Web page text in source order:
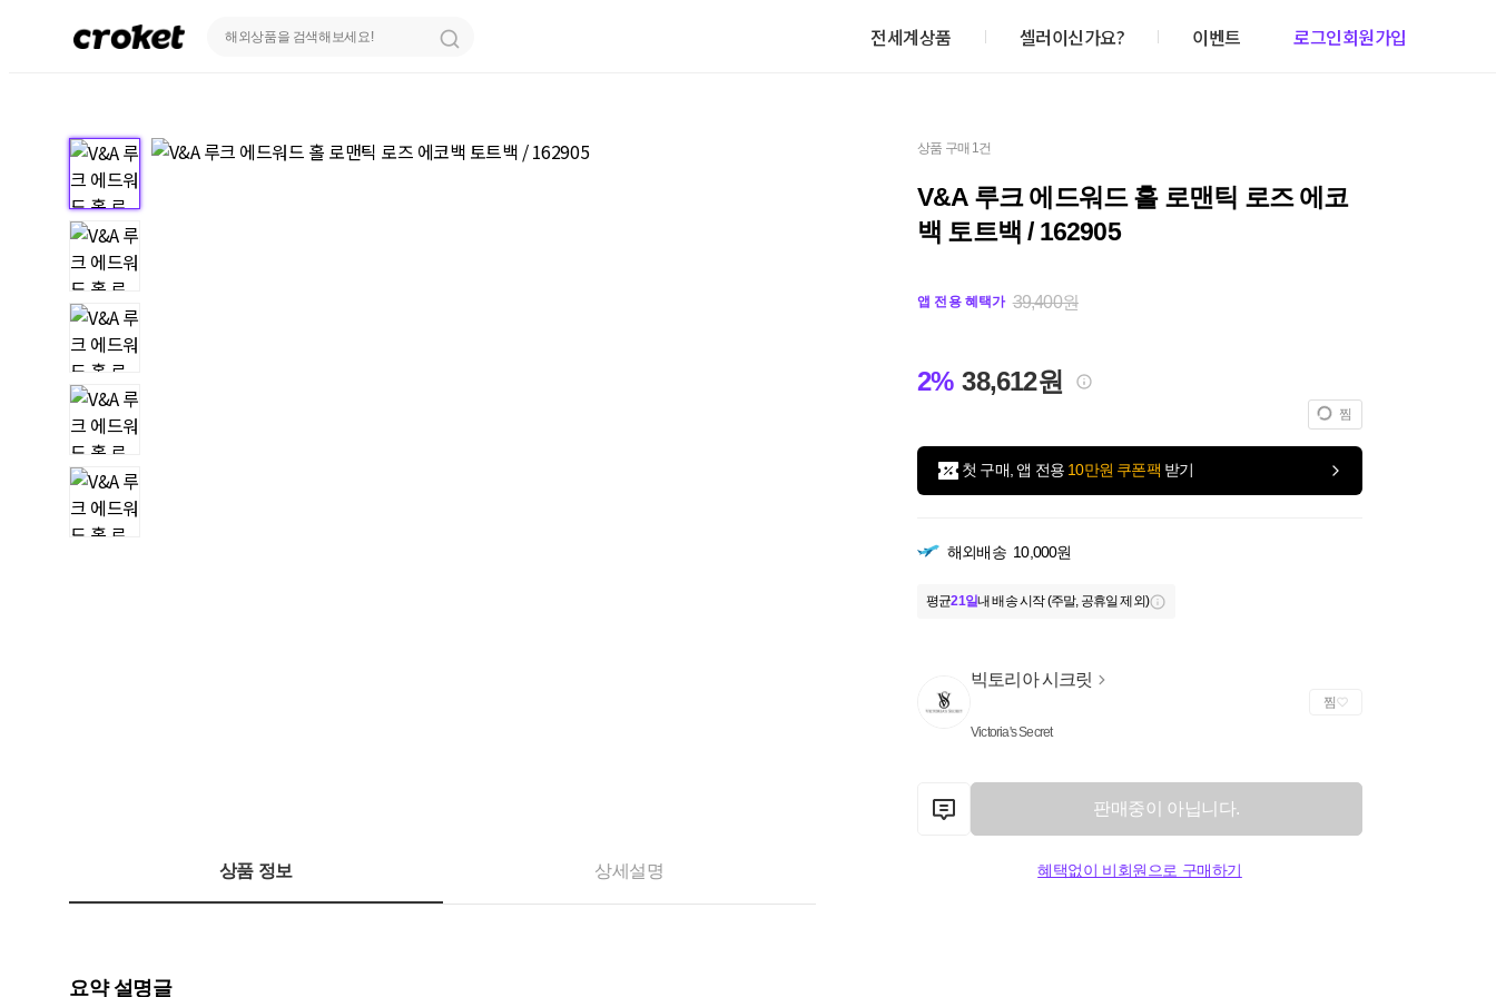
전세계상품 셀러이신가요? 이벤트 로그인회원가입
상품 구매 1건
V&A 루크 에드워드 홀 로맨틱 로즈 에코
백 토트백 / 162905
앱 전용 혜택가 39,400원
2% 38,612원
찜
첫 구매, 앱 전용 10만원 쿠폰팩 받기
해외배송 10,000원
평균21일내 배송 시작 (주말, 공휴일 제외)
빅토리아 시크릿
Victoria's Secret
찜
판매중이 아닙니다.
혜택없이 비회원으로 구매하기
상품 정보 상세설명
요약 설명글